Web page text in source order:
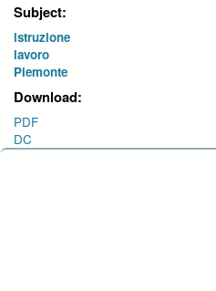
Subject:
istruzione
lavoro
Piemonte
Download:
PDF
DC